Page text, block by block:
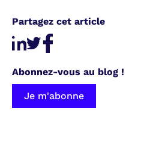
Partagez cet article
Abonnez-vous au blog !
Je m'abonne